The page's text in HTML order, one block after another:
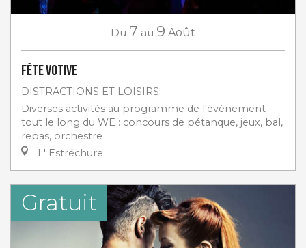
Du 7 au 9 Août
Fête votive
DISTRACTIONS ET LOISIRS
Diverses activités au programme de l'événement
tout le long du WE : concours de pétanque, jeux, bal,
repas, orchestre
L' Estréchure
Gratuit